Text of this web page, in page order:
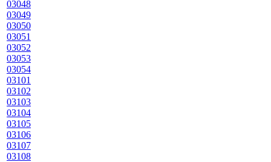
03048
03049
03050
03051
03052
03053
03054
03101
03102
03103
03104
03105
03106
03107
03108